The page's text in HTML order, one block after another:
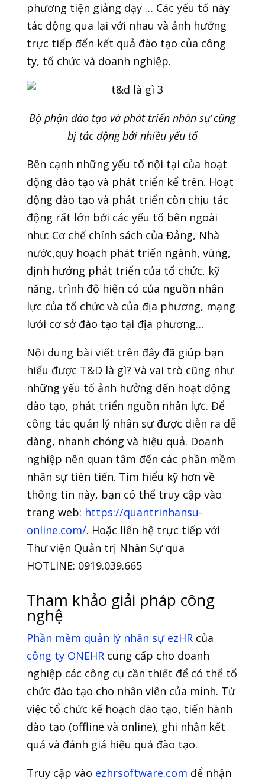
phương tiện giảng dạy … Các yếu tố này
tác động qua lại với nhau và ảnh hưởng
trực tiếp đến kết quả đào tạo của công
ty, tổ chức và doanh nghiệp.
Bộ phận đào tạo và phát triển nhân sự cũng
bị tác động bởi nhiều yếu tố
Bên cạnh những yếu tố nội tại của hoạt
động đào tạo và phát triển kể trên. Hoạt
động đào tạo và phát triển còn chịu tác
động rất lớn bởi các yếu tố bên ngoài
như: Cơ chế chính sách của Đảng, Nhà
nước,quy hoạch phát triển ngành, vùng,
định hướng phát triển của tổ chức, kỹ
năng, trình độ hiện có của nguồn nhân
lực của tổ chức và của địa phương, mạng
lưới cơ sở đào tạo tại địa phương…
Nội dung bài viết trên đây đã giúp bạn
hiểu được T&D là gì? Và vai trò cũng như
những yếu tố ảnh hưởng đến hoạt động
đào tạo, phát triển nguồn nhân lực. Để
công tác quản lý nhân sự được diễn ra dễ
dàng, nhanh chóng và hiệu quả. Doanh
nghiệp nên quan tâm đến các phần mềm
nhân sự tiên tiến. Tìm hiểu kỹ hơn về
thông tin này, bạn có thể truy cập vào
trang web: https://quantrinhansu-
online.com/. Hoặc liên hệ trực tiếp với
Thư viện Quản trị Nhân Sự qua
HOTLINE: 0919.039.665
Tham khảo giải pháp công
nghệ
Phần mềm quản lý nhân sự ezHRcủa
công ty ONEHRcung cấp cho doanh
nghiệp các công cụ cần thiết để có thể tổ
chức đào tạo cho nhân viên của mình. Từ
việc tổ chức kế hoạch đào tạo, tiến hành
đào tạo (offline và online), ghi nhận kết
quả và đánh giá hiệu quả đào tạo.
Truy cập vào ezhrsoftware.com để nhận